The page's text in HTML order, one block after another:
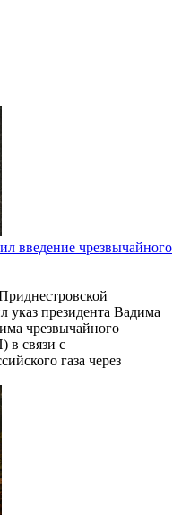
введение чрезвычайного
указ президента Вадима
чрезвычайного
в связи с
газа через